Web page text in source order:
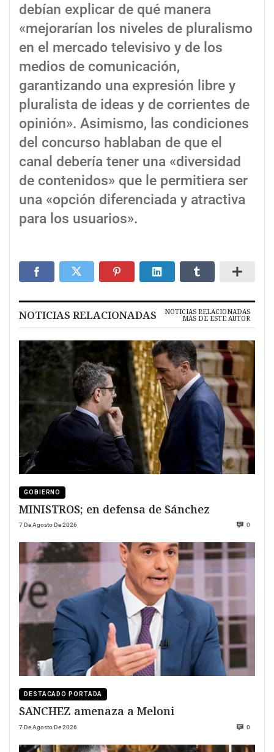
debían explicar de qué manera
«mejorarían los niveles de pluralismo
en el mercado televisivo y de los
medios de comunicación,
garantizando una expresión libre y
pluralista de ideas y de corrientes de
opinión». Asimismo, las condiciones
del concurso hablaban de que el
canal debería tener una «diversidad
de contenidos» que le permitiera ser
una «opción diferenciada y atractiva
para los usuarios».
NOTICIAS RELACIONADAS NOTICIAS RELACIONADAS
MÁS DE ESTE AUTOR
GOBIERNO
MINISTROS; en defensa de Sánchez
7 De Agosto De 2026 0
DESTACADO PORTADA
SANCHEZ amenaza a Meloni
7 De Agosto De 2026 0